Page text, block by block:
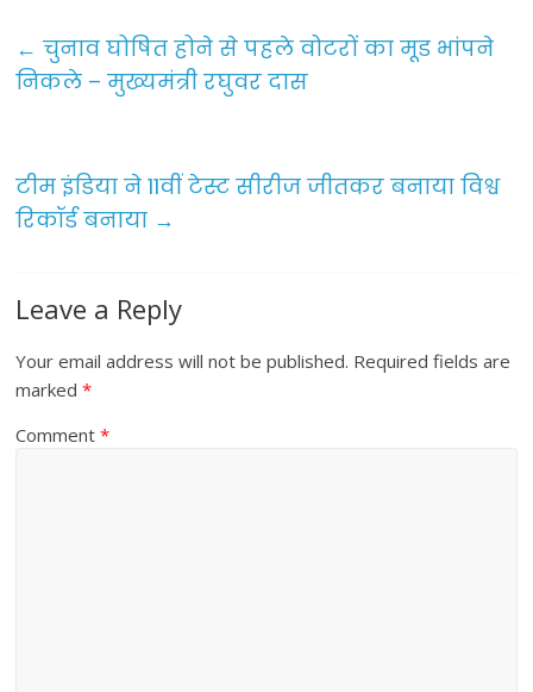
e
b
o
k
er l e
← चुनाव घोषित होने से पहले वोटरों का मूड भांपने
निकले – मुख्यमंत्री रघुवर दास
टीम इंडिया ने 11वीं टेस्ट सीरीज जीतकर बनाया विश्व
रिकॉर्ड बनाया →
Leave a Reply
Your email address will not be published. Required fields are
marked*
Comment*